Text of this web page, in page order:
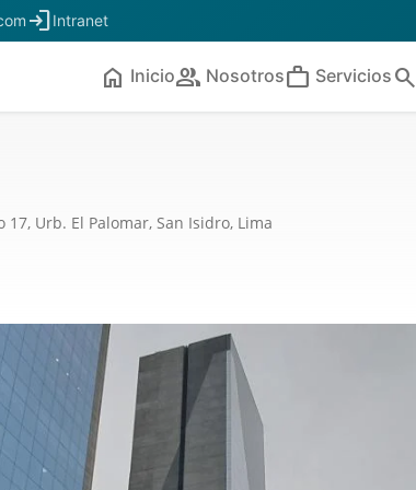
loginIntranet
home Iniciopeople Nosotroswork Servicios search
17, Urb. El Palomar, San Isidro, Lima